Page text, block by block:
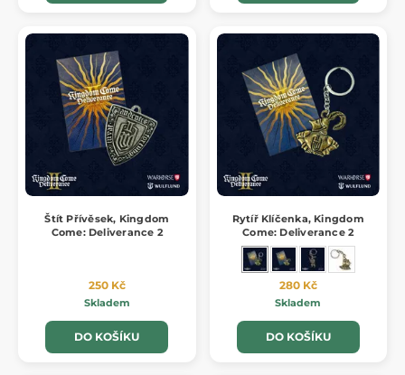
Štít Přívěsek, Kingdom
Come: Deliverance 2
250 Kč
Skladem
DO KOŠÍKU
Rytíř Klíčenka, Kingdom
Come: Deliverance 2
280 Kč
Skladem
DO KOŠÍKU